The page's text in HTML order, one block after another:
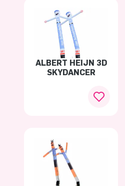
ALBERT HEIJN 3D
SKYDANCER